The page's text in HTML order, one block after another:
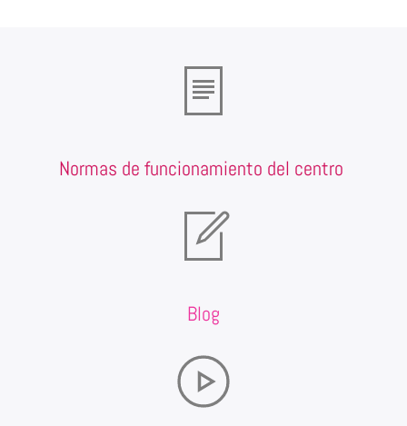
Normas de funcionamiento del centro
Blog